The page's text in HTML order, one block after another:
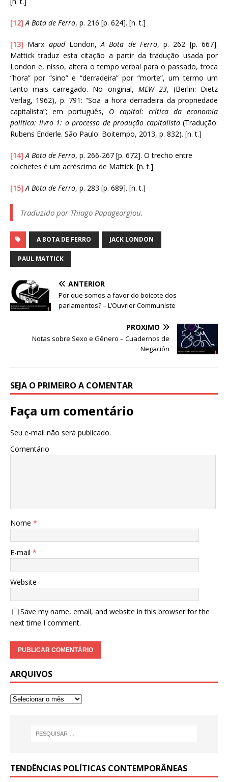
[12] A Bota de Ferro, p. 216 [p. 624]. [n. t.]
[13] Marx apud London,A Bota de Ferro, p. 262 [p. 667].
Mattick traduz esta citação a partir da tradução usada por
London e, nisso, altera o tempo verbal para o passado, troca
“hora” por “sino” e “derradeira” por “morte”, um termo um
tanto mais carregado. No original, MEW 23, (Berlin: Dietz
Verlag, 1962), p. 791: “Soa a hora derradeira da propriedade
capitalista”; em português, O capital: crítica da economia
política: livro 1: o processo de produção capitalista (Tradução:
Rubens Enderle. São Paulo: Boitempo, 2013, p. 832). [n. t.]
[14] A Bota de Ferro, p. 266-267 [p. 672]. O trecho entre
colchetes é um acréscimo de Mattick. [n. t.]
[15] A Bota de Ferro, p. 283 [p. 689]. [n. t.]
Traduzido por Thiago Papageorgiou.
A BOTA DE FERRO JACK LONDON
PAUL MATTICK
ANTERIOR
Por que somos a favor do boicote dos
parlamentos? – L’Ouvrier Communiste
PRÓXIMO
Notas sobre Sexo e Gênero – Cuadernos de
Negación
SEJA O PRIMEIRO A COMENTAR
Faça um comentário
Seu e-mail não será publicado.
Comentário
Nome *
E-mail *
Website
Save my name, email, and website in this browser for the
next time I comment.
ARQUIVOS
TENDÊNCIAS POLÍTICAS CONTEMPORÂNEAS